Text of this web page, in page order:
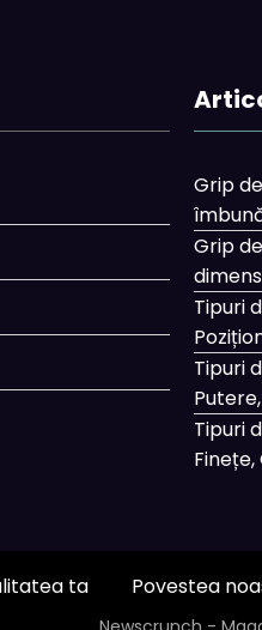
Grip
Grip
Tipuri
Tipuri
Tipuri
ta Povestea